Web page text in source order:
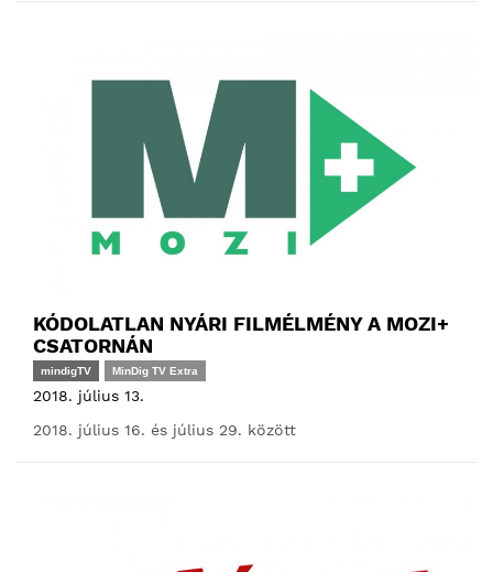
KÓDOLATLAN NYÁRI FILMÉLMÉNY A MOZI+
CSATORNÁN
mindigTV MinDig TV Extra
2018. július 13.
2018. július 16. és július 29. között